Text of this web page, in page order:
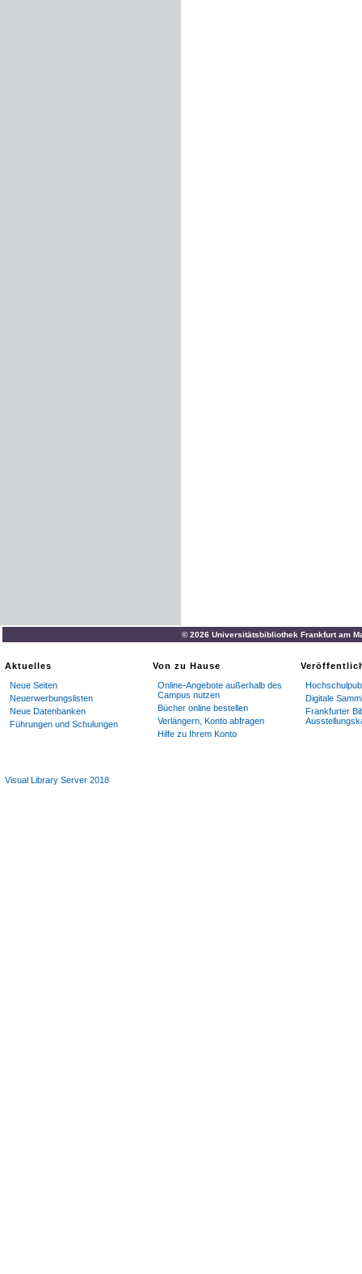
© 2026 Universitätsbibliothek Frankfurt am
Aktuelles
Neue Seiten
Neuerwerbungslisten
Neue Datenbanken
Führungen und Schulungen
Von zu Hause
Online-Angebote außerhalb des
Campus nutzen
Bücher online bestellen
Verlängern, Konto abfragen
Hilfe zu Ihrem Konto
Digitale
Frankfurter
Visual Library Server 2018